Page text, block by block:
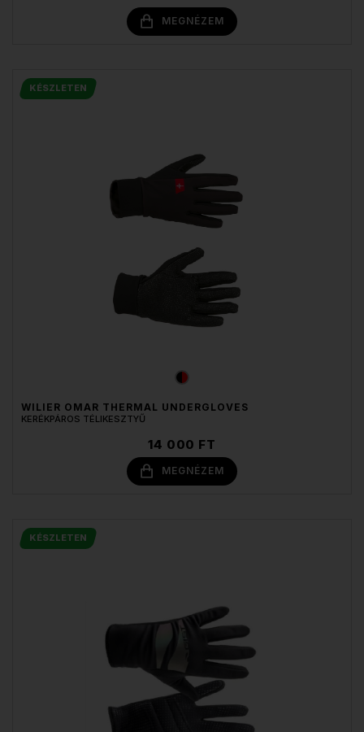
MEGNÉZEM
KÉSZLETEN
WILIER OMAR THERMAL UNDERGLOVES
KERÉKPÁROS TÉLIKESZTYŰ
14 000 FT
MEGNÉZEM
KÉSZLETEN